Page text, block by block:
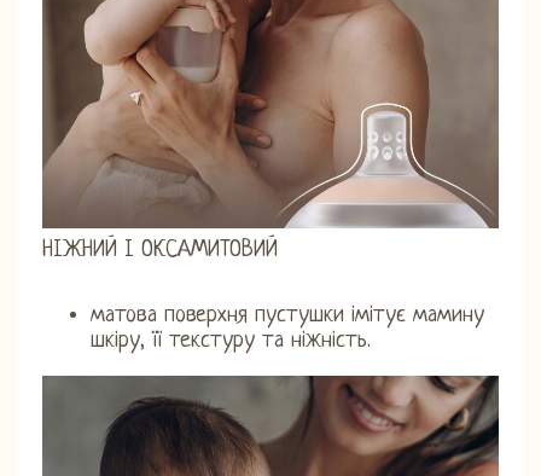
НІЖНИЙ І ОКСАМИТОВИЙ
матова поверхня пустушки імітує мамину
шкіру, її текстуру та ніжність.